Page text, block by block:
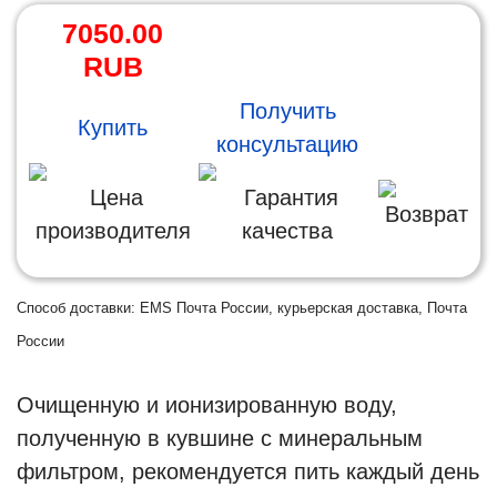
7050.00
RUB
Купить
Получить
консультацию
Цена
производителя
Гарантия
качества
Возврат
Способ доставки: EMS Почта России, курьерская доставка, Почта
России
Очищенную и ионизированную воду,
полученную в кувшине с минеральным
фильтром, рекомендуется пить каждый день